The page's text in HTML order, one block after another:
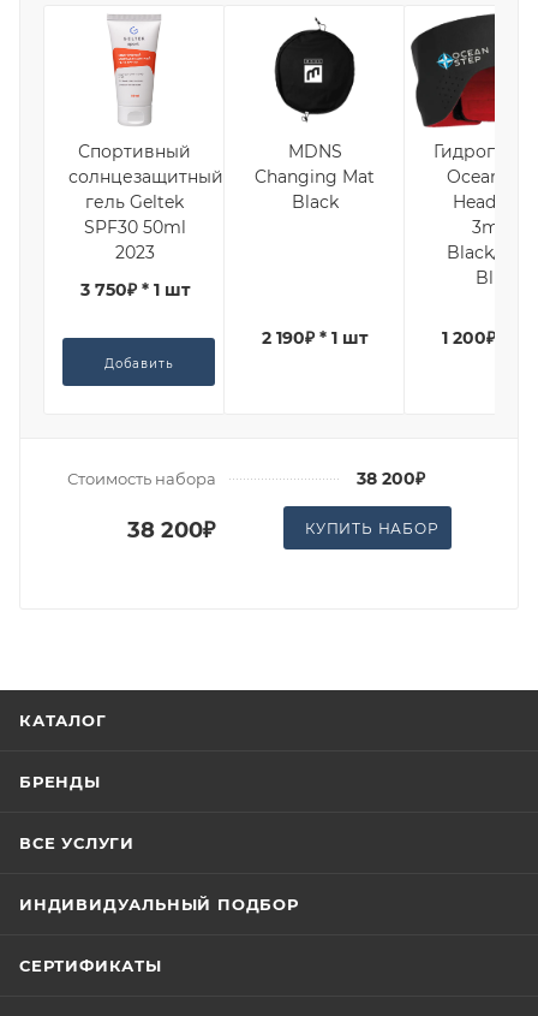
Спортивный
солнцезащитный
гель Geltek
SPF30 50ml
2023
3 750₽ * 1 шт
Добавить
MDNS
Changing Mat
Black
2 190₽ * 1 шт
Ocean
Headband
3mm
Black/
Blue
1 200₽ * 1
Стоимость набора 38 200₽
38 200₽ КУПИТЬ НАБОР
КАТАЛОГ
БРЕНДЫ
ВСЕ УСЛУГИ
ИНДИВИДУАЛЬНЫЙ ПОДБОР
СЕРТИФИКАТЫ